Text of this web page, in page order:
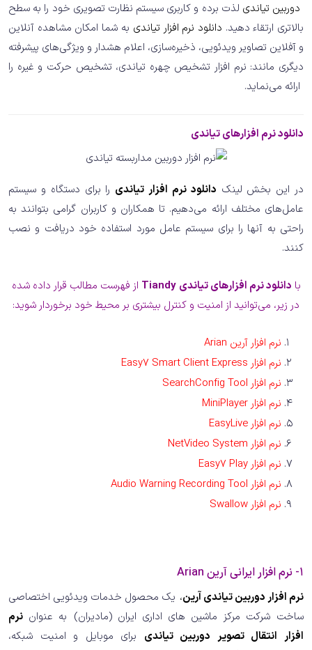
دوربین تیاندی لذت برده و کاربری سیستم نظارت تصویری خود را به سطح
بالاتری ارتقاء دهید. دانلود نرم افزار تیاندی به شما امکان مشاهده آنلاین
و آفلاین تصاویر ویدئویی، ذخیره‌سازی، اعلام هشدار و ویژگی‌های پیشرفته‌
دیگری مانند: نرم افزار تشخیص چهره تیاندی، تشخیص حرکت و غیره را
دانلود نرم افزارهای تیاندی
در این بخش لینک دانلود نرم افزار تیاندی را برای دستگاه و سیستم
عامل‌های مختلف ارائه می‌دهیم. تا همکاران و کاربران گرامی بتوانند به
راحتی به آنها را برای سیستم عامل مورد استفاده خود دریافت و نصب
کنند.
با دانلود نرم افزارهای تیاندی Tiandy از فهرست مطالب قرار داده شده
در زیر، می‌توانید از امنیت و کنترل بیشتری بر محیط خود برخوردار شوید:
نرم افزار آرین Arian
نرم افزار Easy7 Smart Client Express
نرم افزار SearchConfig Tool
نرم افزار MiniPlayer
نرم افزار EasyLive
نرم افزار NetVideo System
نرم افزار Easy7 Play
نرم افزار Audio Warning Recording Tool
نرم افزار Swallow
1- نرم افزار ایرانی آرین Arian
‏‏نرم افزار دوربین تیاندی آرین، یک محصول خدمات ویدئویی اختصاصی
ساختشرکت مرکز ماشین های اداری ایران (مادیران) به عنوان نرم
افزار انتقال تصویر دوربین تیاندی برای موبایل و امنیت شبکه،